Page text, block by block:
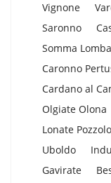
Vignone
Saronno
Somma
Caronno
Cardano al
Olgiate Olona
Lonate Pozzolo
Uboldo
Gavirate